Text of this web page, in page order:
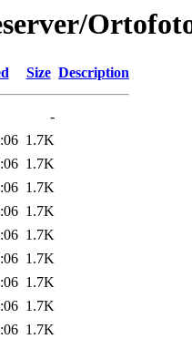
Size Description
-
1.7K
1.7K
1.7K
1.7K
1.7K
1.7K
1.7K
1.7K
1.7K